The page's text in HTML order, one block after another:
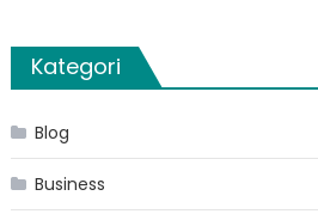
Kategori
Blog
Business